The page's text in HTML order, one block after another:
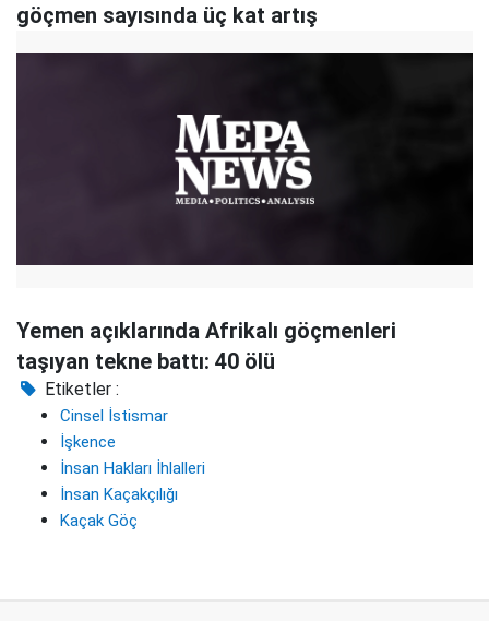
göçmen sayısında üç kat artış
Yemen açıklarında Afrikalı göçmenleri
taşıyan tekne battı: 40 ölü
Etiketler :
Cinsel İstismar
İşkence
İnsan Hakları İhlalleri
İnsan Kaçakçılığı
Kaçak Göç